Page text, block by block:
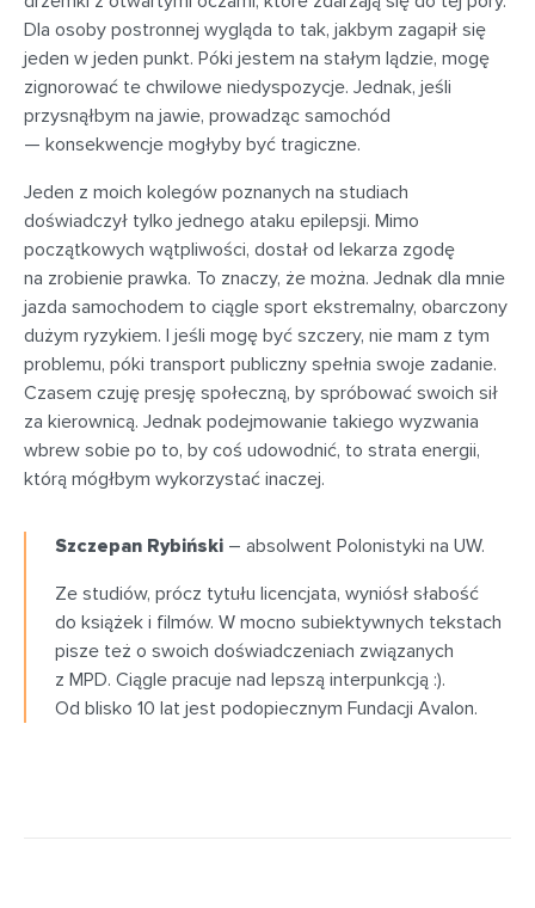
Dla osoby postronnej wygląda to tak, jakbym zagapił się
jeden w jeden punkt. Póki jestem na stałym lądzie, mogę
zignorować te chwilowe niedyspozycje. Jednak, jeśli
przysnąłbym na jawie, prowadząc samochód
— konsekwencje mogłyby być tragiczne.
Jeden z moich kolegów poznanych na studiach
doświadczył tylko jednego ataku epilepsji. Mimo
początkowych wątpliwości, dostał od lekarza zgodę
na zrobienie prawka. To znaczy, że można. Jednak dla mnie
jazda samochodem to ciągle sport ekstremalny, obarczony
dużym ryzykiem. I jeśli mogę być szczery, nie mam z tym
problemu, póki transport publiczny spełnia swoje zadanie.
Czasem czuję presję społeczną, by spróbować swoich sił
za kierownicą. Jednak podejmowanie takiego wyzwania
wbrew sobie po to, by coś udowodnić, to strata energii,
którą mógłbym wykorzystać inaczej.
Szczepan Rybiński – absolwent Polonistyki na UW.
Ze studiów, prócz tytułu licencjata, wyniósł słabość
do książek i filmów. W mocno subiektywnych tekstach
pisze też o swoich doświadczeniach związanych
z MPD. Ciągle pracuje nad lepszą interpunkcją :).
Od blisko 10 lat jest podopiecznym Fundacji Avalon.